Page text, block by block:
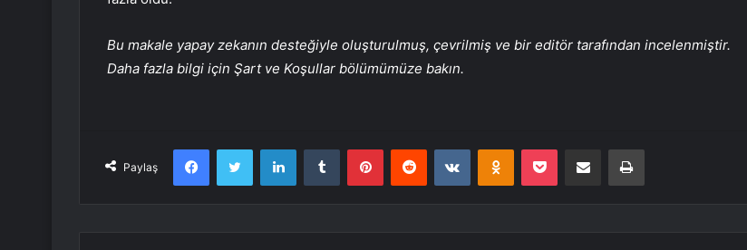
Bu makale yapay zekanın desteğiyle oluşturulmuş, çevrilmiş ve bir editör tarafından incelenmiştir.
Daha fazla bilgi için Şart ve Koşullar bölümümüze bakın.
Paylaş
FacebookTwitter LinkedInTumblr PinterestReddit VKontakteOdnoklassniki
Pocket E-Posta ile paylaş Yazdır